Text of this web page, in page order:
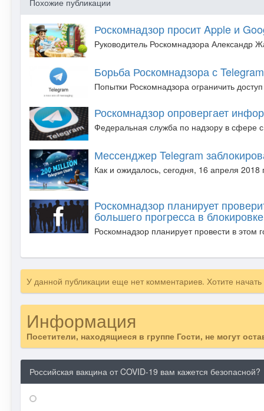
Похожие публикации
Роскомнадзор просит Apple и
Руководитель Роскомнадзора Александр
Борьба Роскомнадзора с
Попытки Роскомнадзора ограничить
Роскомнадзор опровергает
Федеральная служба по надзору в сфере
Мессенджер Telegram
Как и ожидалось, сегодня, 16 апреля 2018
Роскомнадзор планирует
большего прогресса в
Роскомнадзор планирует провести в этом
У данной публикации еще нет комментариев. Хотите
Информация
Посетители, находящиеся в группе Гости, не могут
Российская вакцина от COVID-19 вам кажется безопасной?